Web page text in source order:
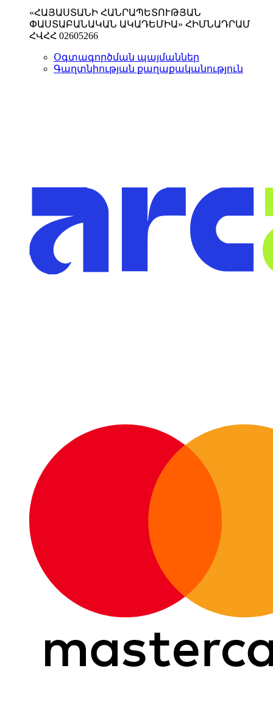
«ՀԱՅԱՍՏԱՆԻ ՀԱՆՐԱՊԵՏՈՒԹՅԱՆ
ՓԱՍՏԱԲԱՆԱԿԱՆ ԱԿԱԴԵՄԻԱ» ՀԻՄՆԱԴՐԱՄ
ՀՎՀՀ 02605266
Օգտագործման պայմաններ
Գաղտնիության քաղաքականություն